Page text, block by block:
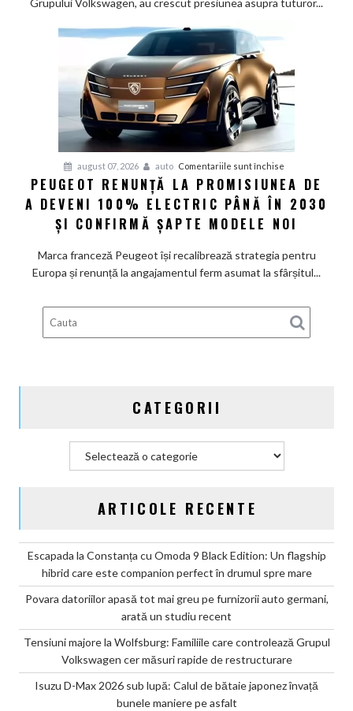
măsuri
rapide
de
Grupului Volkswagen, au crescut presiunea asupra tuturor...
august 07, 2026 auto Comentariile sunt închise
Peugeot
renunță
la
de
a
electric
până
modele
PEUGEOT RENUNȚĂ LA PROMISIUNEA DE
A DEVENI 100% ELECTRIC PÂNĂ ÎN 2030
ȘI CONFIRMĂ ȘAPTE MODELE NOI
Marca franceză Peugeot își recalibrează strategia pentru
Europa și renunță la angajamentul ferm asumat la sfârșitul...
CATEGORII
ARTICOLE RECENTE
Escapada la Constanța cu Omoda 9 Black Edition: Un flagship
hibrid care este companion perfect în drumul spre mare
Povara datoriilor apasă tot mai greu pe furnizorii auto germani,
arată un studiu recent
Tensiuni majore la Wolfsburg: Familiile care controlează Grupul
Volkswagen cer măsuri rapide de restructurare
Isuzu D-Max 2026 sub lupă: Calul de bătaie japonez învață
bunele maniere pe asfalt